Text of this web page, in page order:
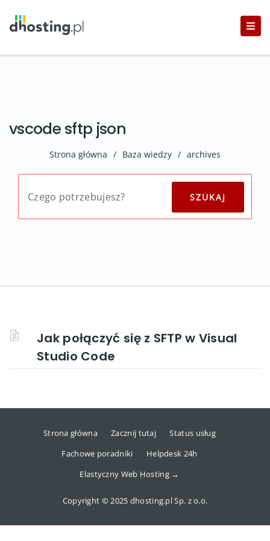
vscode sftp json
Strona główna / Baza wiedzy / archives
Jak połączyć się z SFTP w Visual
Studio Code
Strona główna Zacznij tutaj
Status usług
Fachowe poradniki
Helpdesk 24h
Elastyczny Web Hosting →
Copyright © 2025 dhosting.pl Sp. z o.o.